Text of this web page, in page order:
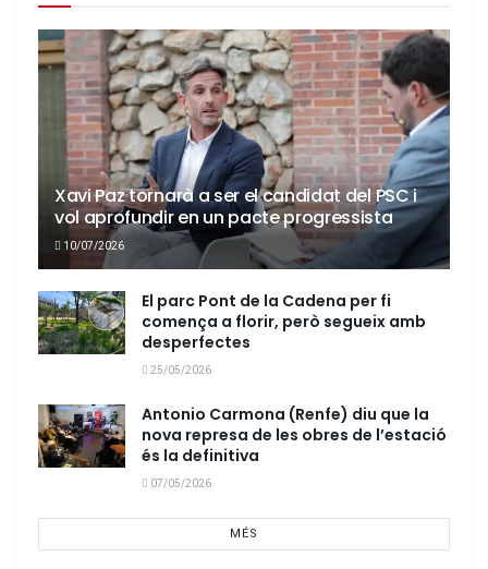
Xavi Paz tornarà a ser el candidat del PSC i
vol aprofundir en un pacte progressista
10/07/2026
El parc Pont de la Cadena per fi
comença a florir, però segueix amb
desperfectes
25/05/2026
Antonio Carmona (Renfe) diu que la
nova represa de les obres de l’estació
és la definitiva
07/05/2026
MÉS